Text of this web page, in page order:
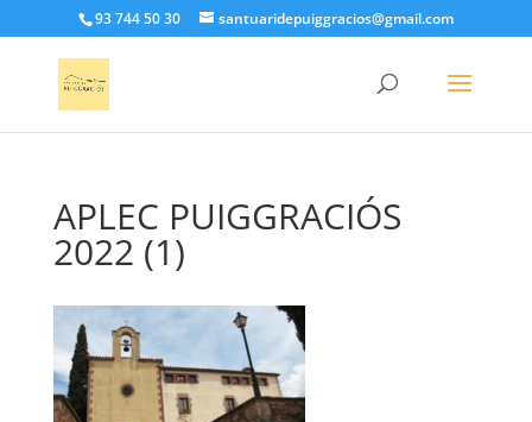
93 744 50 30 santuaridepuiggracios@gmail.com
APLEC PUIGGRACIÓS
2022 (1)